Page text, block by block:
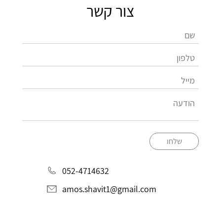
צור קשר
שלחו
052-4714632
amos.shavit1@gmail.com